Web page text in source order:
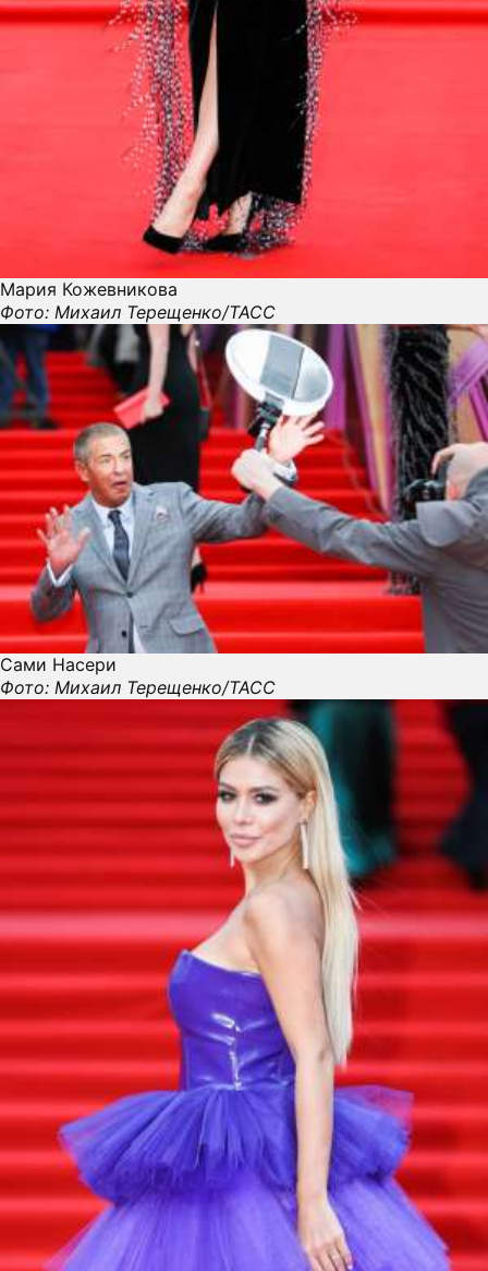
Мария Кожевникова
Фото: Михаил Терещенко/ТАСС
Сами Насери
Фото: Михаил Терещенко/ТАСС